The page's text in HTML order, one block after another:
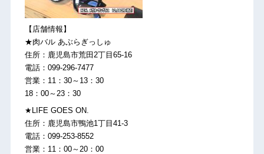
【店舗情報】
★肉バル あぶらぎっしゅ
住所：鹿児島市荒田2丁目65-16
電話：099-296-7477
営業：11：30～13：30
18：00～23：30
★LIFE GOES ON.
住所：鹿児島市鴨池1丁目41-3
電話：099-253-8552
営業：11：00～20：00